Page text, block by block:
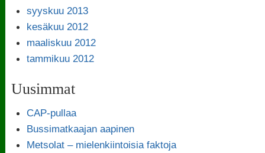
syyskuu 2013
kesäkuu 2012
maaliskuu 2012
tammikuu 2012
Uusimmat
CAP-pullaa
Bussimatkaajan aapinen
Metsolat – mielenkiintoisia faktoja